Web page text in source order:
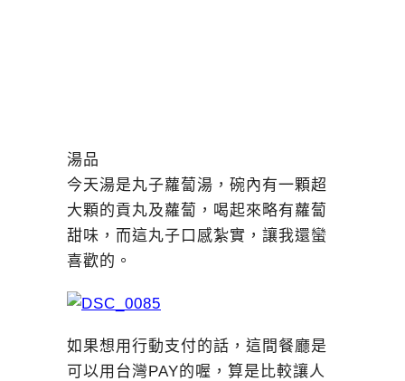
湯品
今天湯是丸子蘿蔔湯，碗內有一顆超
大顆的貢丸及蘿蔔，喝起來略有蘿蔔
甜味，而這丸子口感紮實，讓我還蠻
喜歡的。
如果想用行動支付的話，這間餐廳是
可以用台灣PAY的喔，算是比較讓人